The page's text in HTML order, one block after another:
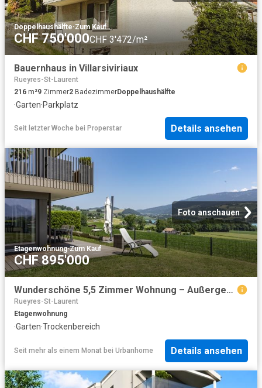
Doppelhaushälfte·Zum Kauf
CHF 750'000CHF 3'472/m²
Bauernhaus in Villarsiviriaux
Rueyres-St-Laurent
216 m²9 Zimmer2 BadezimmerDoppelhaushälfte
·Garten·Parkplatz
Seit letzter Woche bei Properstar Details ansehen
Foto anschauen
Etagenwohnung·Zum Kauf
CHF 895'000
Wunderschöne 5,5 Zimmer Wohnung – Außergewöhnliche Aussicht
Rueyres-St-Laurent
Etagenwohnung
·Garten·Trockenbereich
Seit mehr als einem Monat bei Urbanhome Details ansehen